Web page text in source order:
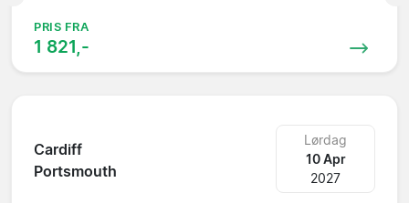
PRIS FRA
1 821,-
Cardiff
Portsmouth
Lørdag
10 Apr
2027